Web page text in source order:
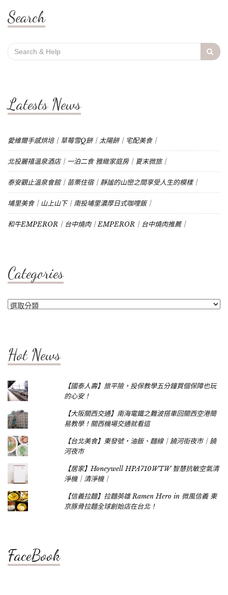
Search
Search
for:
Latests News
愛維爾手感烘培｜草莓雪Q餅｜太陽餅｜宅配美食｜
北投麗禧溫泉酒店｜一泊二食 雅緻家庭房｜夏末微旅｜
泰安觀止溫泉會館｜苗栗住宿｜靜謐的山巒之間享受人生的模樣｜
埔里美食｜山上山下｜南投埔里濃厚日式咖哩飯｜
和牛EMPEROR｜台中燒肉｜EMPEROR｜台中燒肉推薦｜
Categories
Categories
Hot News
【國泰人壽】旅平險，投保教學五分鐘買個保障也玩
的心安！
【大阪關西交通】南海電鐵之難波搭車回關西空港簡
易教學！關西機場交通就看這
【台北美食】東發號‧油飯、麵線｜饒河街夜市｜饒
河夜市
【居家】Honeywell HPA710WTW 智慧抗敏空氣清
淨機｜清淨機｜
【信義拉麵】拉麵英雄 Ramen Hero in 微風信義 東
京豚骨拉麵全球創始店在台北！
FaceBook